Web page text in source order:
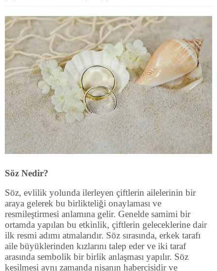
Söz Nedir?
Söz, evlilik yolunda ilerleyen çiftlerin ailelerinin bir
araya gelerek bu birlikteliği onaylaması ve
resmileştirmesi anlamına gelir. Genelde samimi bir
ortamda yapılan bu etkinlik, çiftlerin geleceklerine dair
ilk resmi adımı atmalarıdır. Söz sırasında, erkek tarafı
aile büyüklerinden kızlarını talep eder ve iki taraf
arasında sembolik bir birlik anlaşması yapılır. Söz
kesilmesi aynı zamanda nişanın habercisidir ve